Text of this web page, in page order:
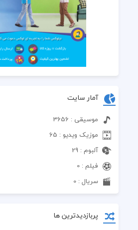
آمار سایت
موسیقی : 3656
موزیک ویدیو : 65
آلبوم : 29
فیلم : 0
سریال : 0
پربازدیدترین ها